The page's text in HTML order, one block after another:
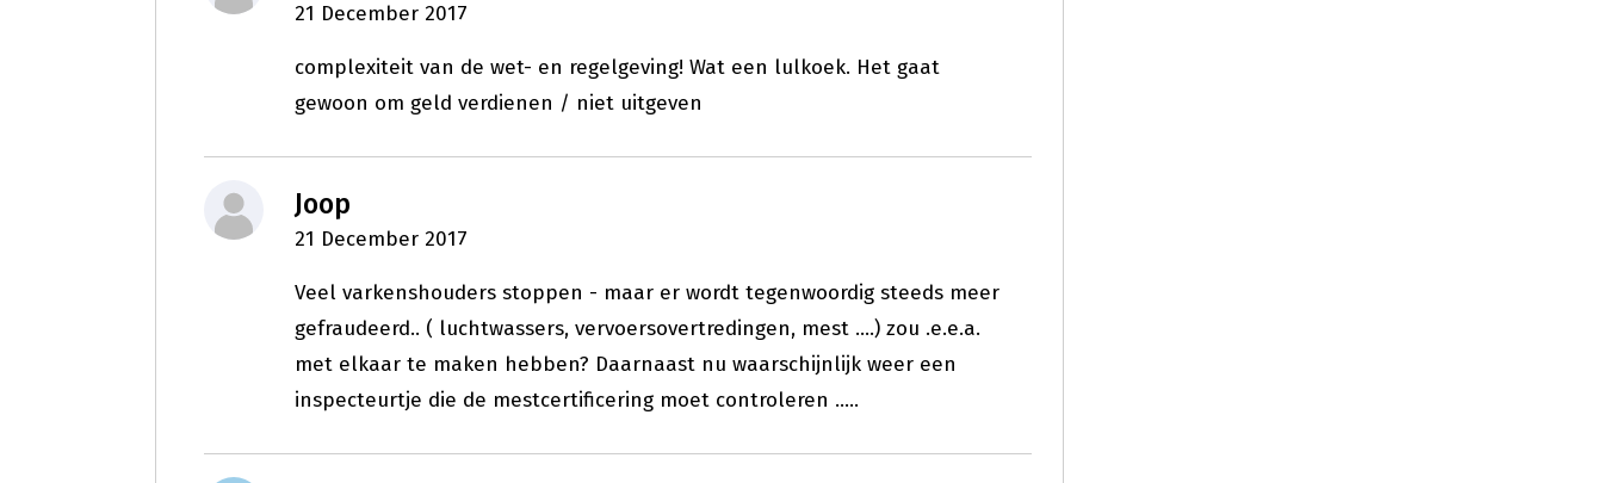
21 December 2017
complexiteit van de wet- en regelgeving! Wat een lulkoek. Het gaat
gewoon om geld verdienen / niet uitgeven
Joop
21 December 2017
Veel varkenshouders stoppen - maar er wordt tegenwoordig steeds meer
gefraudeerd.. ( luchtwassers, vervoersovertredingen, mest ....) zou .e.e.a.
met elkaar te maken hebben? Daarnaast nu waarschijnlijk weer een
inspecteurtje die de mestcertificering moet controleren .....